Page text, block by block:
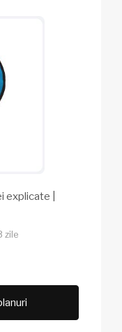
explicate |
zile